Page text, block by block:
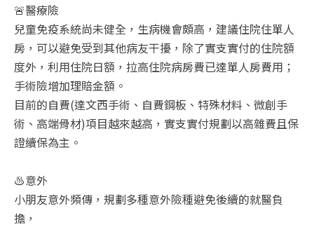
🚨醫療險
兒童免疫系統尚未健全，生病機會頗高，建議住院住單人
房，可以避免受到其他病友干擾，除了實支實付的住院額
度外，利用住院日額，拉高住院病房費已達單人房費用；
手術險增加理賠金額。
目前的自費(達文西手術、自費鋼板、特殊材料、微創手
術、高端骨材)項目越來越高，實支實付規劃以高雜費且保
證續保為主。
♨️意外
小朋友意外頻傳，規劃多種意外險種避免後續的就醫負
擔，